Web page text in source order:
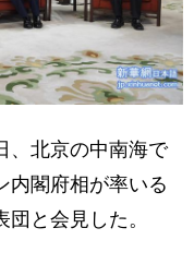
、北京の中南海で
内閣府相が率いる
と会見した。